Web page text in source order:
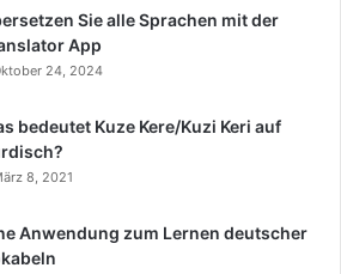
Sie alle Sprachen mit der
App
24, 2024
bedeutet Kuze Kere/Kuzi Keri auf
8, 2021
Anwendung zum Lernen deutscher